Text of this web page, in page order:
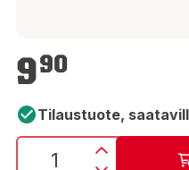
9,90 €
990
Tilaustuote,